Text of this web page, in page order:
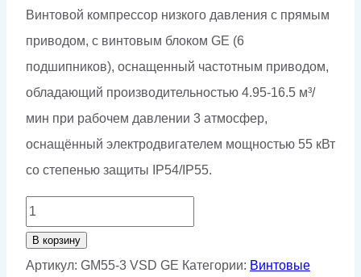
Винтовой компрессор низкого давления с прямым
приводом, с винтовым блоком GE (6
подшипников), оснащенный частотным приводом,
обладающий производительностью 4.95-16.5 м³/
мин при рабочем давлении 3 атмосфер,
оснащённый электродвигателем мощностью 55 кВт
со степенью защиты IP54/IP55.
Количество
товара
Винтовой
В корзину
Артикул: GM55-3 VSD GE Категории: Винтовые